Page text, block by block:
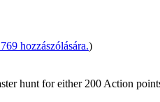
hozzászólására.)
hunt for either 200 Action